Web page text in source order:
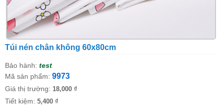
Túi nén chân không 60x80cm
Bảo hành: test
Mã sản phẩm: 9973
Giá thị trường: 18,000 ₫
Tiết kiệm: 5,400 ₫